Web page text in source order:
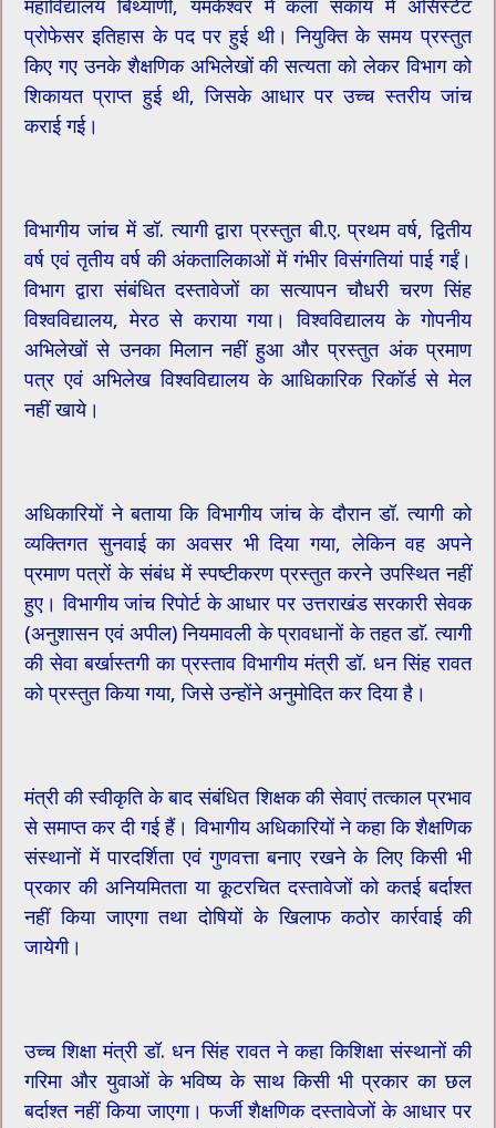
महाविद्यालय बिथ्याणी, यमकेश्वर में कला संकाय में असिस्टेंट
प्रोफेसर इतिहास के पद पर हुई थी। नियुक्ति के समय प्रस्तुत
किए गए उनके शैक्षणिक अभिलेखों की सत्यता को लेकर विभाग को
शिकायत प्राप्त हुई थी, जिसके आधार पर उच्च स्तरीय जांच
कराई गई।
विभागीय जांच में डॉ. त्यागी द्वारा प्रस्तुत बी.ए. प्रथम वर्ष, द्वितीय
वर्ष एवं तृतीय वर्ष की अंकतालिकाओं में गंभीर विसंगतियां पाई गईं।
विभाग द्वारा संबंधित दस्तावेजों का सत्यापन चौधरी चरण सिंह
विश्वविद्यालय, मेरठ से कराया गया। विश्वविद्यालय के गोपनीय
अभिलेखों से उनका मिलान नहीं हुआ और प्रस्तुत अंक प्रमाण
पत्र एवं अभिलेख विश्वविद्यालय के आधिकारिक रिकॉर्ड से मेल
नहीं खाये।
अधिकारियों ने बताया कि विभागीय जांच के दौरान डॉ. त्यागी को
व्यक्तिगत सुनवाई का अवसर भी दिया गया, लेकिन वह अपने
प्रमाण पत्रों के संबंध में स्पष्टीकरण प्रस्तुत करने उपस्थित नहीं
हुए। विभागीय जांच रिपोर्ट के आधार पर उत्तराखंड सरकारी सेवक
(अनुशासन एवं अपील) नियमावली के प्रावधानों के तहत डाॅ. त्यागी
की सेवा बर्खास्तगी का प्रस्ताव विभागीय मंत्री डॉ. धन सिंह रावत
को प्रस्तुत किया गया, जिसे उन्होंने अनुमोदित कर दिया है।
मंत्री की स्वीकृति के बाद संबंधित शिक्षक की सेवाएं तत्काल प्रभाव
से समाप्त कर दी गई हैं। विभागीय अधिकारियों ने कहा कि शैक्षणिक
संस्थानों में पारदर्शिता एवं गुणवत्ता बनाए रखने के लिए किसी भी
प्रकार की अनियमितता या कूटरचित दस्तावेजों को कतई बर्दाश्त
नहीं किया जाएगा तथा दोषियों के खिलाफ कठोर कार्रवाई की
जायेगी।
उच्च शिक्षा मंत्री डॉ. धन सिंह रावत ने कहा किशिक्षा संस्थानों की
गरिमा और युवाओं के भविष्य के साथ किसी भी प्रकार का छल
बर्दाश्त नहीं किया जाएगा। फर्जी शैक्षणिक दस्तावेजों के आधार पर